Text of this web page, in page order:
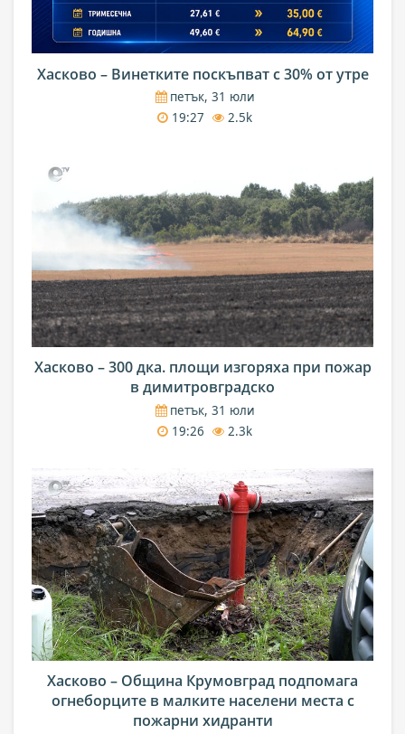
Хасково – Винетките поскъпват с 30% от утре
петък, 31 юли
19:27
2.5k
Хасково – 300 дка. площи изгоряха при пожар
в димитровградско
петък, 31 юли
19:26
2.3k
Хасково – Община Крумовград подпомага
огнеборците в малките населени места с
пожарни хидранти